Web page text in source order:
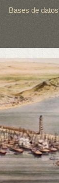
Bases de datos